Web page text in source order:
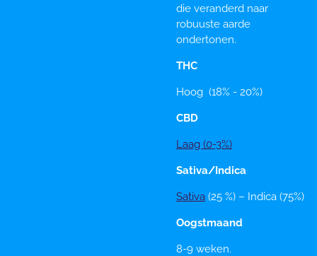
die veranderd naar
robuuste aarde
ondertonen.
THC
Hoog (18% - 20%)
CBD
Laag (0-3%)
Sativa/Indica
Sativa (25 %) – Indica (75%)
Oogstmaand
8-9 weken.